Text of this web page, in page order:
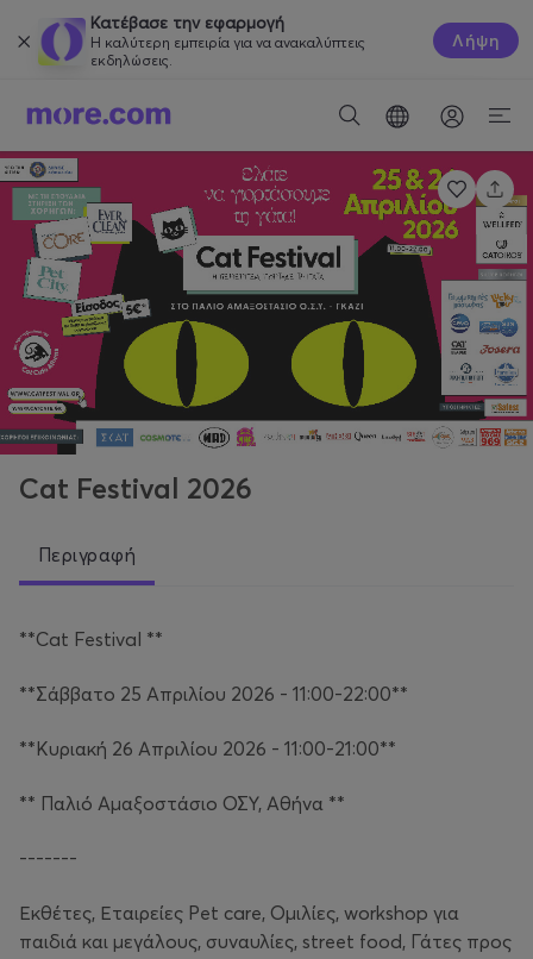
Κατέβασε την εφαρμογή
Η καλύτερη εμπειρία για να ανακαλύπτεις
εκδηλώσεις.
Λήψη
Cat Festival 2026
Περιγραφή
**Cat Festival **
**Σάββατο 25 Απριλίου 2026 - 11:00-22:00**
**Κυριακή 26 Απριλίου 2026 - 11:00-21:00**
** Παλιό Αμαξοστάσιο ΟΣΥ, Αθήνα **
-------
Εκθέτες, Εταιρείες Pet care, Ομιλίες, workshop για
παιδιά και μεγάλους, συναυλίες, street food, Γάτες προς